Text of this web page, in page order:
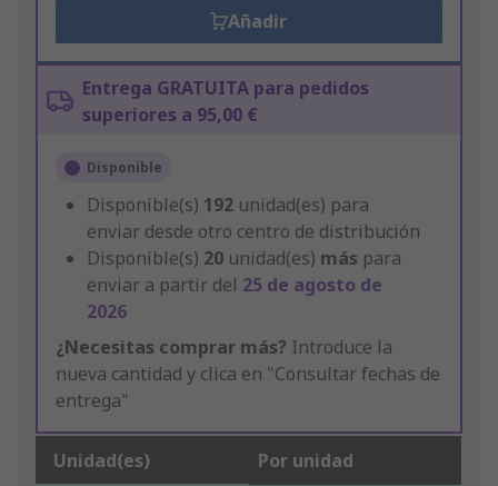
Añadir
Entrega GRATUITA para pedidos
superiores a 95,00 €
Disponible
Disponible(s) 192 unidad(es) para
enviar desde otro centro de distribución
Disponible(s) 20 unidad(es) más para
enviar a partir del 25 de agosto de
2026
¿Necesitas comprar más? Introduce la
nueva cantidad y clica en "Consultar fechas de
entrega"
Unidad(es) Por unidad